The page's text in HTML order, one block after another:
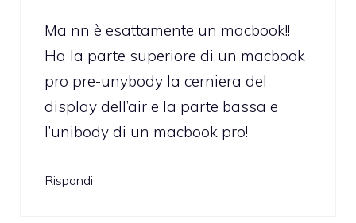
Ma nn è esattamente un macbook!!
Ha la parte superiore di un macbook
pro pre-unybody la cerniera del
display dell’air e la parte bassa e
l’unibody di un macbook pro!
Rispondi